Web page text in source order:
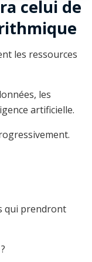
celui de
les ressources
les
artificielle.
qui prendront